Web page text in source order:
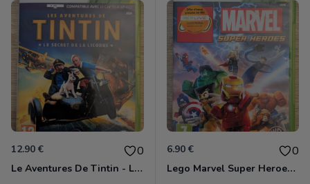
12.90 € 0
Le Aventures De Tintin - Le Secret De La Licorne Xbox 360
6.90 € 0
Lego Marvel Super Heroes Xbox 360